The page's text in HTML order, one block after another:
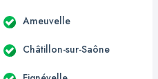
Ameuvelle
Châtillon-sur-Saône